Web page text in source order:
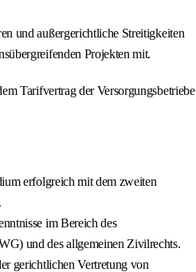
und außergerichtliche Streitigkeiten
Projekten mit.
Tarifvertrag der Versorgungsbetriebe
erfolgreich mit dem zweiten
im Bereich des
und des allgemeinen Zivilrechts.
gerichtlichen Vertretung von